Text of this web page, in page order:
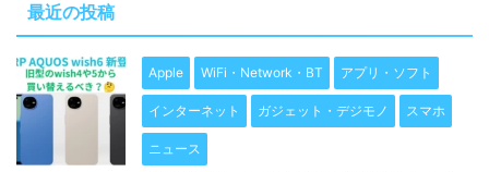
最近の投稿
Apple WiFi・Network・BT アプリ・ソフト
インターネット ガジェット・デジモノ スマホ
ニュース